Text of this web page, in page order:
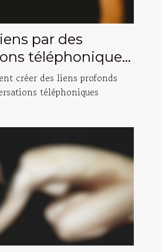
par des
téléphoniques
?
créer des liens profonds
téléphoniques